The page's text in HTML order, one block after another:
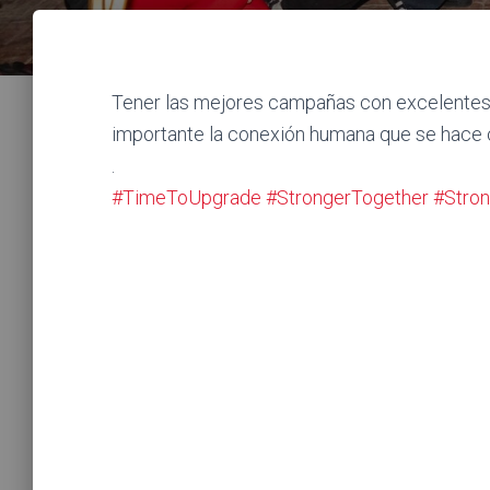
Tener las mejores campañas con
importante la conexión humana que se
#TimeToUpgrade #StrongerTogether